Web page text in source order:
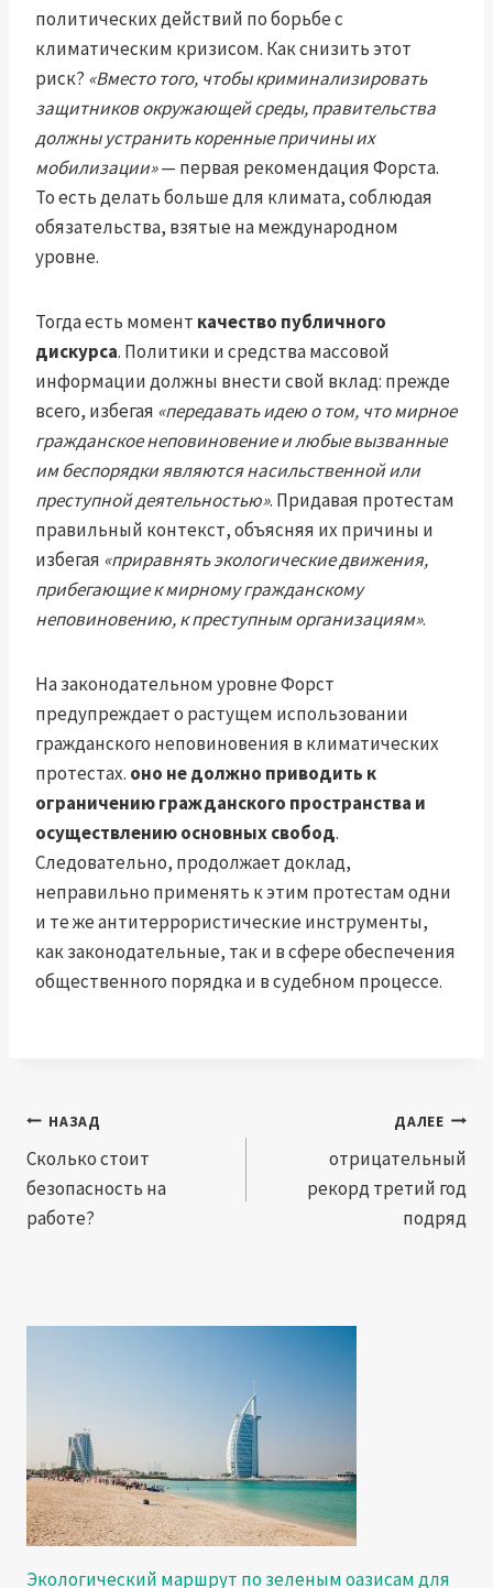
политических действий по борьбе с
климатическим кризисом. Как снизить этот
риск? «Вместо того, чтобы криминализировать
защитников окружающей среды, правительства
должны устранить коренные причины их
мобилизации»— первая рекомендация Форста.
То есть делать больше для климата, соблюдая
обязательства, взятые на международном
уровне.
Тогда есть момент качество публичного
дискурса. Политики и средства массовой
информации должны внести свой вклад: прежде
всего, избегая «передавать идею о том, что мирное
гражданское неповиновение и любые вызванные
им беспорядки являются насильственной или
преступной деятельностью». Придавая протестам
правильный контекст, объясняя их причины и
избегая «приравнять экологические движения,
прибегающие к мирному гражданскому
неповиновению, к преступным организациям».
На законодательном уровне Форст
предупреждает о растущем использовании
гражданского неповиновения в климатических
протестах. оно не должно приводить к
ограничению гражданского пространства и
осуществлению основных свобод.
Следовательно, продолжает доклад,
неправильно применять к этим протестам одни
и те же антитеррористические инструменты,
как законодательные, так и в сфере обеспечения
общественного порядка и в судебном процессе.
Навигация
по
записям
НАЗАД
Сколько стоит
безопасность на
работе?
ДАЛЕЕ
отрицательный
рекорд третий год
подряд
Экологический маршрут по зеленым оазисам для